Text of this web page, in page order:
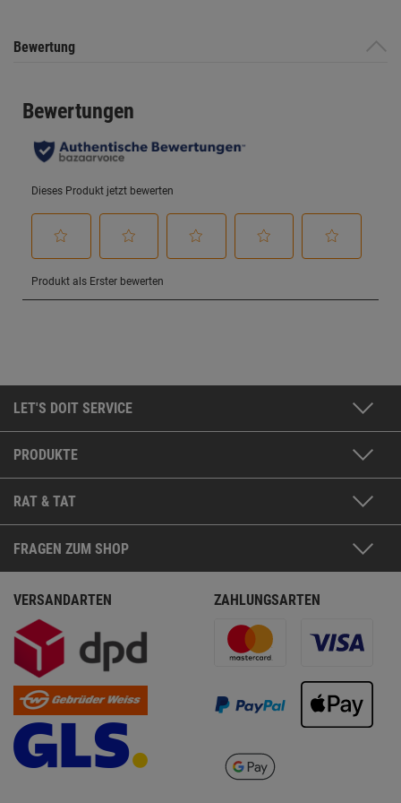
Bewertung
LET'S DOIT SERVICE
PRODUKTE
RAT & TAT
FRAGEN ZUM SHOP
VERSANDARTEN ZAHLUNGSARTEN